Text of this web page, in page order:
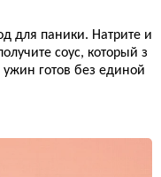
для паники. Натрите и
соус, который з
готов без единой